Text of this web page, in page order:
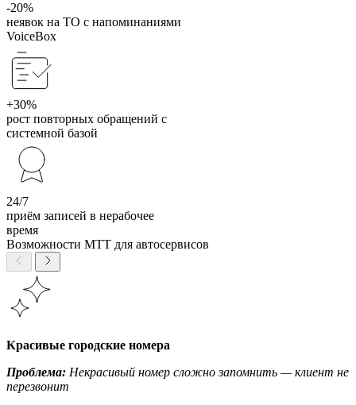
-20%
неявок на ТО с напоминаниями
VoiceBox
+30%
рост повторных обращений с
системной базой
24/7
приём записей в нерабочее
время
Возможности МТТ для автосервисов
Красивые городские номера
Проблема: Некрасивый номер сложно запомнить — клиент не
перезвонит